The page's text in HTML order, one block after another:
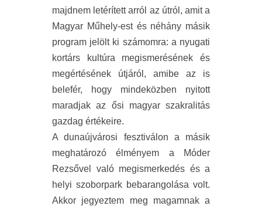
majdnem letérített arról az útról, amit a
Magyar Műhely-est és néhány másik
program jelölt ki számomra: a nyugati
kortárs kultúra megismerésének és
megértésének útjáról, amibe az is
belefér, hogy mindeközben nyitott
maradjak az ősi magyar szakralitás
gazdag értékeire.
A dunaújvárosi fesztiválon a másik
meghatározó élményem a Móder
Rezsővel való megismerkedés és a
helyi szoborpark bebarangolása volt.
Akkor jegyeztem meg magamnak a